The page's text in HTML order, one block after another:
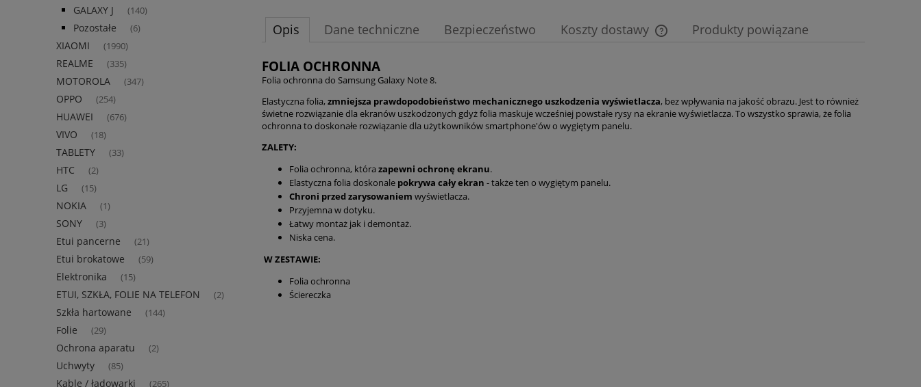
GALAXY J (140)
Pozostałe (6)
XIAOMI (1990)
REALME (335)
MOTOROLA (347)
OPPO (254)
HUAWEI (676)
VIVO (18)
TABLETY (33)
HTC (2)
LG (15)
NOKIA (1)
SONY (3)
Etui pancerne (21)
Etui brokatowe (59)
Elektronika (15)
ETUI, SZKŁA, FOLIE NA TELEFON (2)
Szkła hartowane (144)
Folie (29)
Ochrona aparatu (2)
Uchwyty (85)
Kable / ładowarki (265)
Opis Dane techniczne Bezpieczeństwo Koszty dostawy Produkty powiązane
FOLIA OCHRONNA
Folia ochronna do Samsung Galaxy Note 8.
Elastyczna folia, zmniejsza prawdopodobieństwo mechanicznego uszkodzenia wyświetlacza, bez wpływania na jakość obrazu. Jest to również
świetne rozwiązanie dla ekranów uszkodzonych gdyż folia maskuje wcześniej powstałe rysy na ekranie wyświetlacza. To wszystko sprawia, że folia
ochronna to doskonałe rozwiązanie dla użytkowników smartphone'ów o wygiętym panelu.
ZALETY:
Folia ochronna, która zapewni ochronę ekranu.
Elastyczna folia doskonale pokrywa cały ekran - także ten o wygiętym panelu.
Chroni przed zarysowaniem wyświetlacza.
Przyjemna w dotyku.
Łatwy montaż jak i demontaż.
Niska cena.
W ZESTAWIE:
Folia ochronna
Ściereczka